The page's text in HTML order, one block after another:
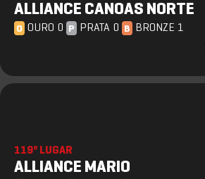
ALLIANCE CANOAS NORTE
O OURO 0 P PRATA 0 B BRONZE 1
119º LUGAR
ALLIANCE MARIO